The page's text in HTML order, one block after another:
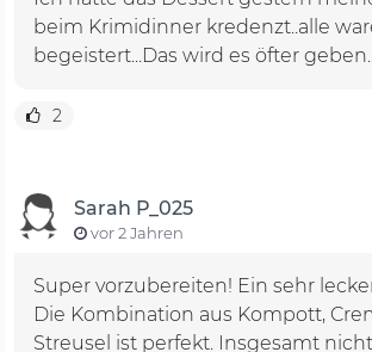
beim Krimidinner kredenzt..alle
begeistert...Das wird es öfter
2
Sarah P_025
vor 2 Jahren
Super vorzubereiten! Ein sehr
Die Kombination aus Kompott,
Streusel ist perfekt. Insgesamt